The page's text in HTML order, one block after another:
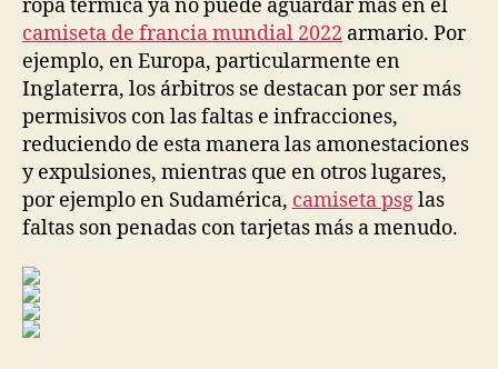
ropa térmica ya no puede aguardar más en el
camiseta de francia mundial 2022 armario. Por
ejemplo, en Europa, particularmente en
Inglaterra, los árbitros se destacan por ser más
permisivos con las faltas e infracciones,
reduciendo de esta manera las amonestaciones
y expulsiones, mientras que en otros lugares,
por ejemplo en Sudamérica, camiseta psglas
faltas son penadas con tarjetas más a menudo.